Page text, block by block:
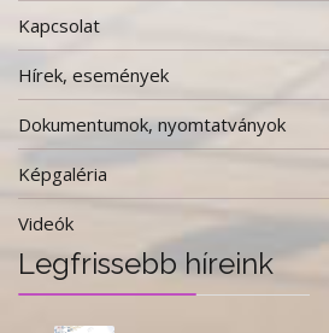
Kapcsolat
Hírek, események
Dokumentumok, nyomtatványok
Képgaléria
Videók
Legfrissebb híreink